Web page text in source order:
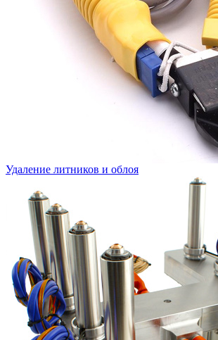
Удаление литников и облоя